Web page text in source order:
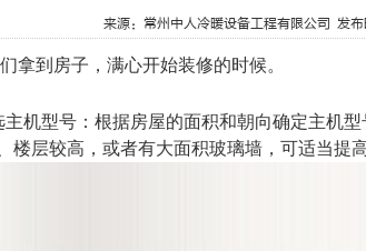
来源： 常州中人冷暖设备工程有限公司 发
拿到房子，满心开始装修的时候。
主机型号：根据房屋的面积和朝向确定主机
楼层较高，或者有大面积玻璃墙，可适当提